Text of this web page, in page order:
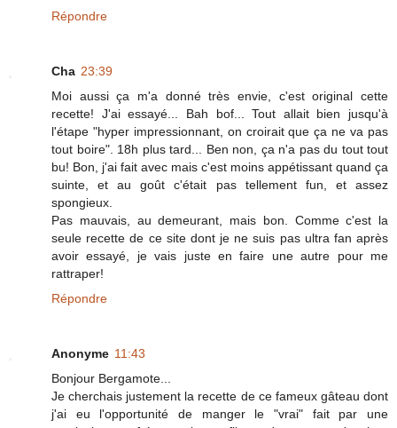
Répondre
Cha 23:39
Moi aussi ça m'a donné très envie, c'est original cette
recette! J'ai essayé... Bah bof... Tout allait bien jusqu'à
l'étape "hyper impressionnant, on croirait que ça ne va pas
tout boire". 18h plus tard... Ben non, ça n'a pas du tout tout
bu! Bon, j'ai fait avec mais c'est moins appétissant quand ça
suinte, et au goût c'était pas tellement fun, et assez
spongieux.
Pas mauvais, au demeurant, mais bon. Comme c'est la
seule recette de ce site dont je ne suis pas ultra fan après
avoir essayé, je vais juste en faire une autre pour me
rattraper!
Répondre
Anonyme 11:43
Bonjour Bergamote...
Je cherchais justement la recette de ce fameux gâteau dont
j'ai eu l'opportunité de manger le "vrai" fait par une